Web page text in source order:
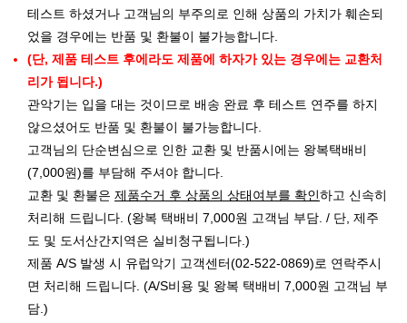
테스트 하셨거나 고객님의 부주의로 인해 상품의 가치가 훼손되
었을 경우에는 반품 및 환불이 불가능합니다.
(단, 제품 테스트 후에라도 제품에 하자가 있는 경우에는 교환처
리가 됩니다.)
관악기는 입을 대는 것이므로 배송 완료 후 테스트 연주를 하지
않으셨어도 반품 및 환불이 불가능합니다.
고객님의 단순변심으로 인한 교환 및 반품시에는 왕복택배비
(7,000원)를 부담해 주셔야 합니다.
교환 및 환불은 제품수거 후 상품의 상태여부를 확인하고 신속히
처리해 드립니다. (왕복 택배비 7,000원 고객님 부담. / 단, 제주
도 및 도서산간지역은 실비청구됩니다.)
제품 A/S 발생 시 유럽악기 고객센터(02-522-0869)로 연락주시
면 처리해 드립니다. (A/S비용 및 왕복 택배비 7,000원 고객님 부
담.)